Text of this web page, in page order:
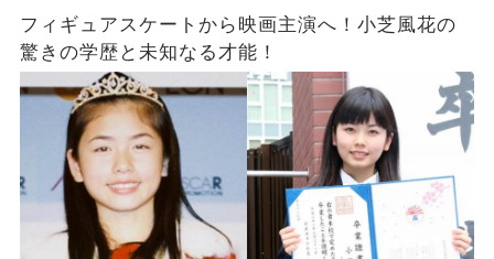
フィギュアスケートから映画主演へ！小芝風花の
驚きの学歴と未知なる才能！